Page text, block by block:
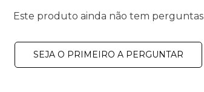
Este produto ainda não tem perguntas
SEJA O PRIMEIRO A PERGUNTAR